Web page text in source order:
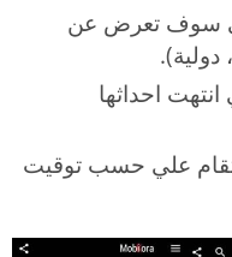
سوف تعرض عن
انتهت احداثها
تقام علي حسب توقيت